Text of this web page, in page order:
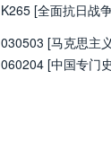
K265 [全面抗日战
030503 [马克思主
060204 [中国专门